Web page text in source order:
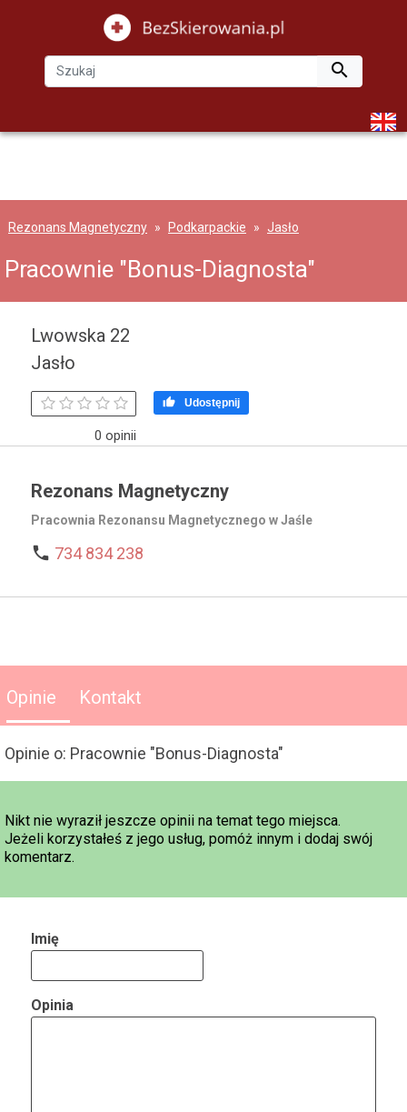

Rezonans Magnetyczny Podkarpackie Jasło
Pracownie "Bonus-Diagnosta"
Lwowska 22
Jasło
0 opinii
 Udostępnij
Rezonans Magnetyczny
Pracownia Rezonansu Magnetycznego w Jaśle
 734 834 238
Opinie Kontakt
Opinie o: Pracownie "Bonus-Diagnosta"
Nikt nie wyraził jeszcze opinii na temat tego miejsca.
Jeżeli korzystałeś z jego usług, pomóż innym i dodaj swój
komentarz.
Imię
Opinia